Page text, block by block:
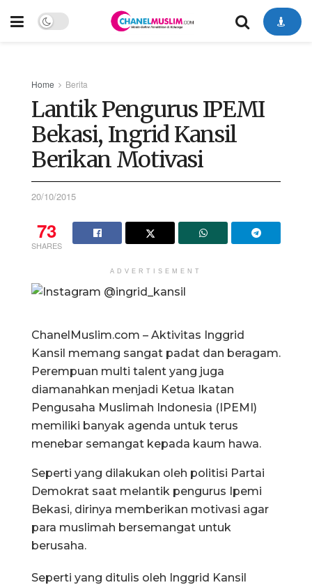
Home Berita
Lantik Pengurus IPEMI
Bekasi, Ingrid Kansil
Berikan Motivasi
20/10/2015
73
SHARES
ADVERTISEMENT
ChanelMuslim.com – Aktivitas Inggrid
Kansil memang sangat padat dan beragam.
Perempuan multi talent yang juga
diamanahkan menjadi Ketua Ikatan
Pengusaha Muslimah Indonesia (IPEMI)
memiliki banyak agenda untuk terus
menebar semangat kepada kaum hawa.
Seperti yang dilakukan oleh politisi Partai
Demokrat saat melantik pengurus Ipemi
Bekasi, dirinya memberikan motivasi agar
para muslimah bersemangat untuk
berusaha.
Seperti yang ditulis oleh Inggrid Kansil